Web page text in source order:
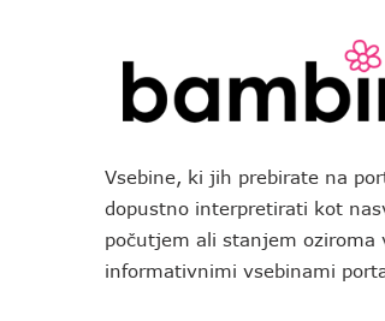
Vsebine, ki jih prebirate na
dopustno interpretirati kot
počutjem ali stanjem
informativnimi vsebinami